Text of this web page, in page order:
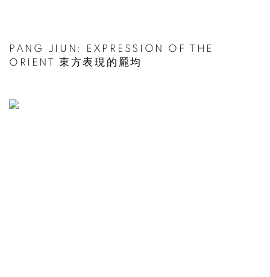
PANG JIUN: EXPRESSION OF THE
ORIENT 東方表現的龎均